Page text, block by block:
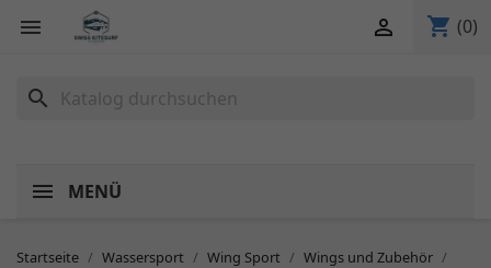
 shopping_cart (0)

search
MENÜ
Startseite Wassersport Wing Sport
Wings und Zubehör